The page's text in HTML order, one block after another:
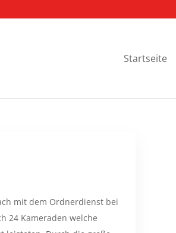
Startseite
mit dem Ordnerdienst bei
24 Kameraden welche